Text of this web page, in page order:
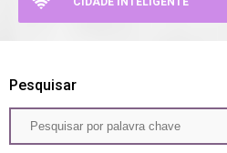
Pesquisar